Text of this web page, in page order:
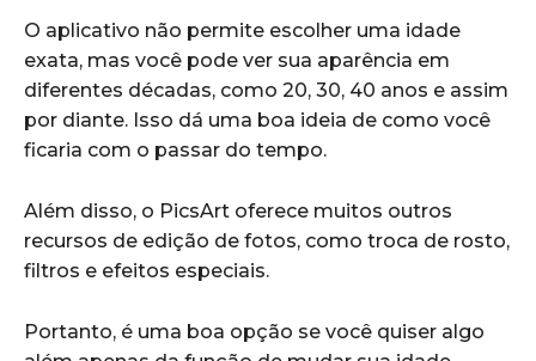
O aplicativo não permite escolher uma idade
exata, mas você pode ver sua aparência em
diferentes décadas, como 20, 30, 40 anos e assim
por diante. Isso dá uma boa ideia de como você
ficaria com o passar do tempo.
Além disso, o PicsArt oferece muitos outros
recursos de edição de fotos, como troca de rosto,
filtros e efeitos especiais.
Portanto, é uma boa opção se você quiser algo